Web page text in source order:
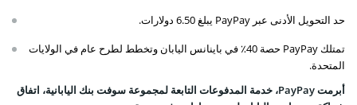
حد التحويل الأدنى عبر PayPay يبلغ 6.50 دولارات.
تمتلك PayPay حصة 40٪ في باينانس اليابان وتخطط لطرح عام في الولايات
المتحدة.
أبرمت PayPay، خدمة المدفوعات التابعة لمجموعة سوفت بنك اليابانية، اتفاق